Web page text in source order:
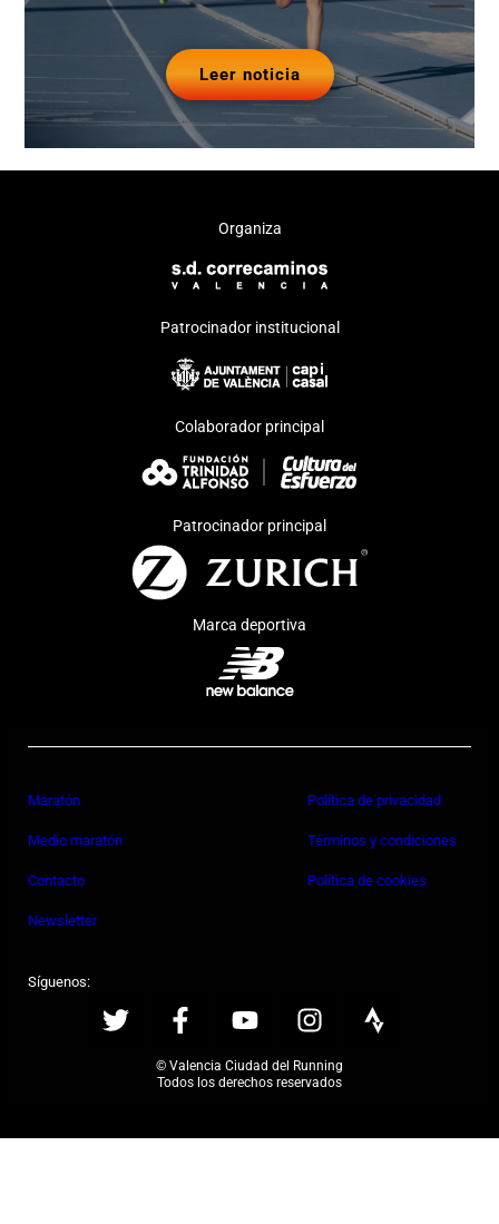
Leer noticia
Organiza
Patrocinador institucional
Colaborador principal
Patrocinador principal
Marca deportiva
Maratón
Medio maratón
Contacto
Newsletter
Política de privacidad
Términos y condiciones
Política de cookies
Síguenos:
© Valencia Ciudad del Running
Todos los derechos reservados